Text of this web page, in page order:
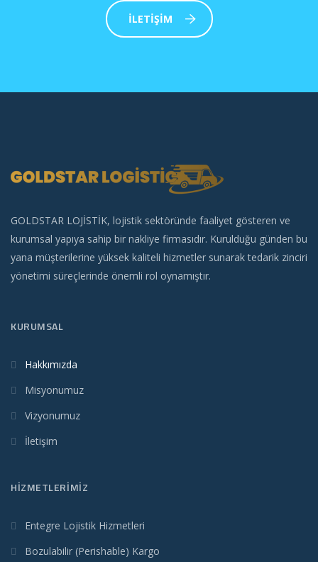
İLETIŞIM
GOLDSTAR LOJİSTİK, lojistik sektöründe faaliyet gösteren ve
kurumsal yapıya sahip bir nakliye firmasıdır. Kurulduğu günden bu
yana müşterilerine yüksek kaliteli hizmetler sunarak tedarik zinciri
yönetimi süreçlerinde önemli rol oynamıştır.
KURUMSAL
Hakkımızda
Misyonumuz
Vizyonumuz
İletişim
HIZMETLERIMIZ
Entegre Lojistik Hizmetleri
Bozulabilir (Perishable) Kargo